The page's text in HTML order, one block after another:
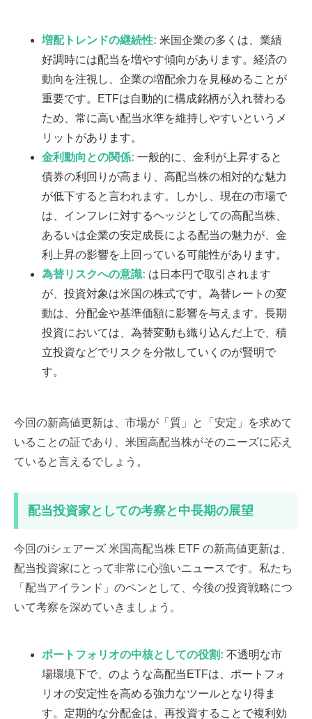
増配トレンドの継続性: 米国企業の多くは、業績
好調時には配当を増やす傾向があります。経済の
動向を注視し、企業の増配余力を見極めることが
重要です。ETFは自動的に構成銘柄が入れ替わる
ため、常に高い配当水準を維持しやすいというメ
リットがあります。
金利動向との関係: 一般的に、金利が上昇すると
債券の利回りが高まり、高配当株の相対的な魅力
が低下すると言われます。しかし、現在の市場で
は、インフレに対するヘッジとしての高配当株、
あるいは企業の安定成長による配当の魅力が、金
利上昇の影響を上回っている可能性があります。
為替リスクへの意識: は日本円で取引されます
が、投資対象は米国の株式です。為替レートの変
動は、分配金や基準価額に影響を与えます。長期
投資においては、為替変動も織り込んだ上で、積
立投資などでリスクを分散していくのが賢明で
す。
今回の新高値更新は、市場が「質」と「安定」を求めて
いることの証であり、米国高配当株がそのニーズに応え
ていると言えるでしょう。
配当投資家としての考察と中長期の展望
今回のiシェアーズ 米国高配当株 ETF の新高値更新は、
配当投資家にとって非常に心強いニュースです。私たち
「配当アイランド」のペンとして、今後の投資戦略につ
いて考察を深めていきましょう。
ポートフォリオの中核としての役割: 不透明な市
場環境下で、のような高配当ETFは、ポートフォ
リオの安定性を高める強力なツールとなり得ま
す。定期的な分配金は、再投資することで複利効